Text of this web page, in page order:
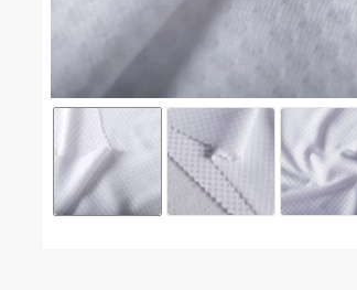
โปร่งสี่เหลี่ยม(AIR FLOW) #1